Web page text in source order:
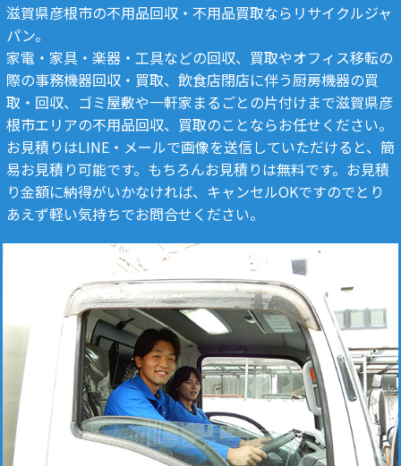
滋賀県彦根市の不用品回収・不用品買取ならリサイクルジャ
パン。
家電・家具・楽器・工具などの回収、買取やオフィス移転の
際の事務機器回収・買取、飲食店閉店に伴う厨房機器の買
取・回収、ゴミ屋敷や一軒家まるごとの片付けまで滋賀県彦
根市エリアの不用品回収、買取のことならお任せください。
お見積りはLINE・メールで画像を送信していただけると、簡
易お見積り可能です。もちろんお見積りは無料です。お見積
り金額に納得がいかなければ、キャンセルOKですのでとり
あえず軽い気持ちでお問合せください。